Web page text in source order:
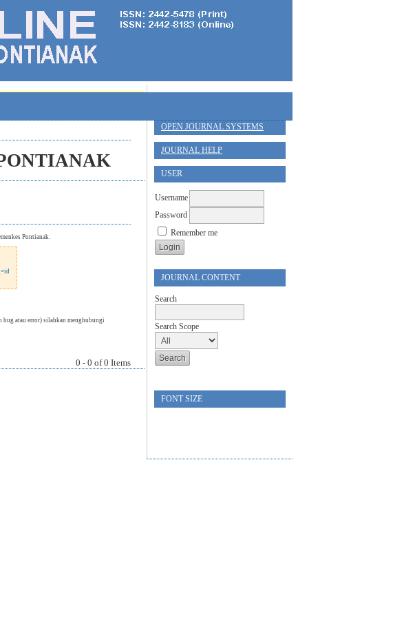
OPEN JOURNAL SYSTEMS
JOURNAL HELP
USER
Username
Password
Remember me
JOURNAL CONTENT
Search
Search Scope
FONT SIZE
Pontianak.
bug atau error) silahkan menghubungi
0 - 0 of 0 Items